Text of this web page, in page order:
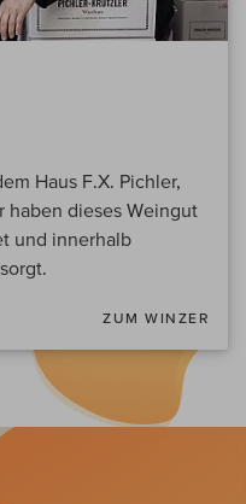
Haus F.X. Pichler,
haben dieses Weingut
und innerhalb
ZUM WINZER